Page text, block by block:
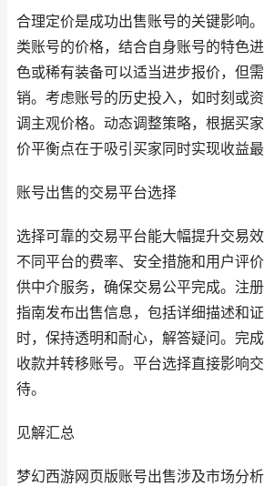
合理定价是成功出售账号的关键影响
类账号的价格，结合自身账号的特色
色或稀有装备可以适当进步报价，但
销。考虑账号的历史投入，如时刻或
调主观价格。动态调整策略，根据买
价平衡点在于吸引买家同时实现收益最
账号出售的交易平台选择
选择可靠的交易平台能大幅提升交易
不同平台的费率、安全措施和用户评
供中介服务，确保交易公平完成。注
指南发布出售信息，包括详细描述和
时，保持透明和耐心，解答疑问。完
收款并转移账号。平台选择直接影响
待。
见解汇总
梦幻西游网页版账号出售涉及市场分